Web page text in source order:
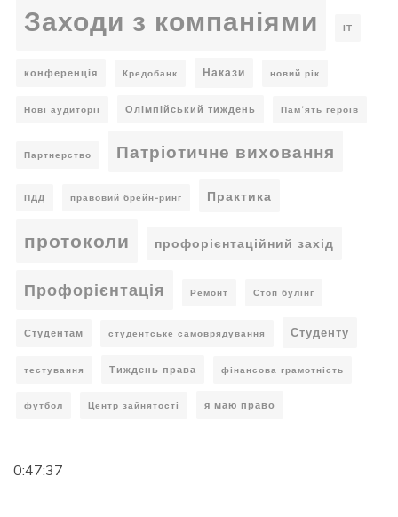
Заходи з компаніями ІТ
конференція Кредобанк Накази новий рік
Нові аудиторії Олімпійський тиждень Пам’ять героїв
Партнерство Патріотичне виховання
ПДД правовий брейн-ринг Практика
протоколи профорієнтаційний захід
Профорієнтація Ремонт Стоп булінг
Студентам студентське самоврядування Студенту
тестування Тиждень права фінансова грамотність
футбол Центр зайнятості я маю право
0:47:38